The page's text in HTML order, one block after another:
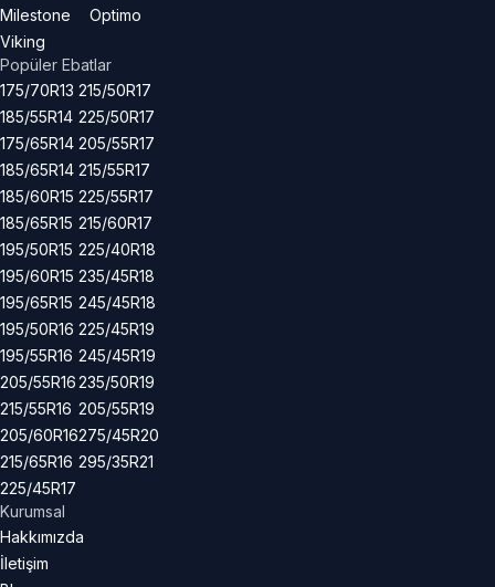
Milestone
Viking
Optimo
Popüler Ebatlar
175/70R13
185/55R14
175/65R14
185/65R14
185/60R15
185/65R15
195/50R15
195/60R15
195/65R15
195/50R16
195/55R16
205/55R16
215/55R16
205/60R16
215/65R16
225/45R17
215/50R17
225/50R17
205/55R17
215/55R17
225/55R17
215/60R17
225/40R18
235/45R18
245/45R18
225/45R19
245/45R19
235/50R19
205/55R19
275/45R20
295/35R21
Kurumsal
Hakkımızda
İletişim